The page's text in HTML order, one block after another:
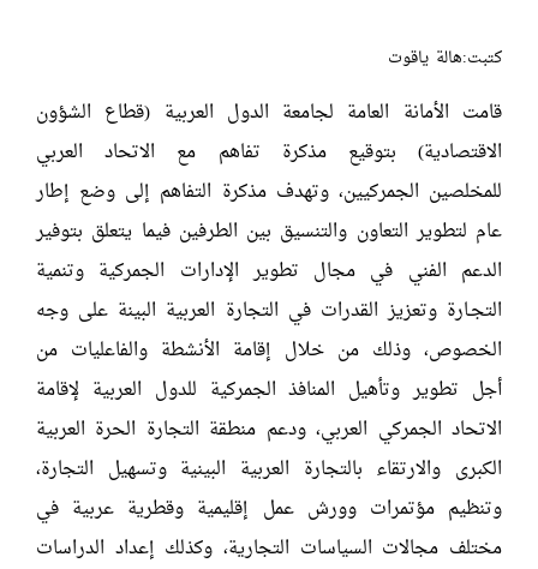
كتبت:هالة ياقوت
قامت الأمانة العامة لجامعة الدول العربية (قطاع الشؤون
الاقتصادية) بتوقيع مذكرة تفاهم مع الاتحاد العربي
للمخلصين الجمركيين، وتهدف مذكرة التفاهم إلى وضع إطار
عام لتطوير التعاون والتنسيق بين الطرفين فيما يتعلق بتوفير
الدعم الفني في مجال تطوير الإدارات الجمركية وتنمية
التجـارة وتعزيز القدرات في التجارة العربية البينة على وجه
الخصوص، وذلك من خلال إقامة الأنشطة والفاعليات من
أجل تطوير وتأهيل المنافذ الجمركية للدول العربية لإقامة
الاتحاد الجمركي العربي، ودعم منطقة التجارة الحرة العربية
الكبرى والارتقاء بالتجارة العربية البينية وتسهيل التجارة،
وتنظيم مؤتمرات وورش عمل إقليمية وقطرية عربية في
مختلف مجالات السياسات التجارية، وكذلك إعداد الدراسات